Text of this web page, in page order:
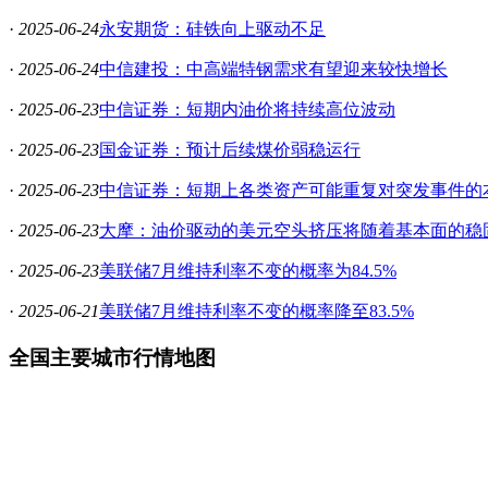
· 2025-06-24永安期货：硅铁向上驱动不足
· 2025-06-24中信建投：中高端特钢需求有望迎来较快增长
· 2025-06-23中信证券：短期内油价将持续高位波动
· 2025-06-23国金证券：预计后续煤价弱稳运行
· 2025-06-23中信证券：短期上各类资产可能重复对突发事件的
· 2025-06-23大摩：油价驱动的美元空头挤压将随着基本面的稳
· 2025-06-23美联储7月维持利率不变的概率为84.5%
· 2025-06-21美联储7月维持利率不变的概率降至83.5%
全国主要城市行情地图